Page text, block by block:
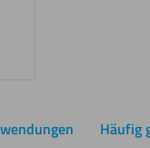
Häufig